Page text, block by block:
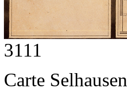
3111
Carte Selhausen